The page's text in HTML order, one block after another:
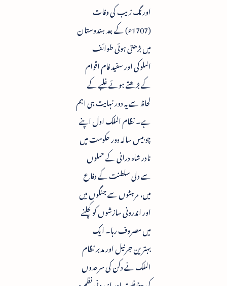
اورنگ زیب کی وفات
(1707ء) کے بعد ہندوستان
میں بڑھتی ہوئی طوائف
الملوکی اور سفید فام اقوام
کے بڑھتے ہوئے غلبے کے
لحاظ سے یہ دور نہایت ہی اہم
ہے۔ نظام الملک اول اپنے
چوبیس سالہ دور حکومت میں
نادر شاہ درانی کے حملوں
سے دلی سلطنت کے دفاع
میں، مرہٹوں سے جنگوں میں
اور اندرونی سازشوں کو کچلنے
میں مصروف رہا۔ ایک
بہترین جرنیل اور مدبر نظام
الملک نے دکن کی سرحدوں